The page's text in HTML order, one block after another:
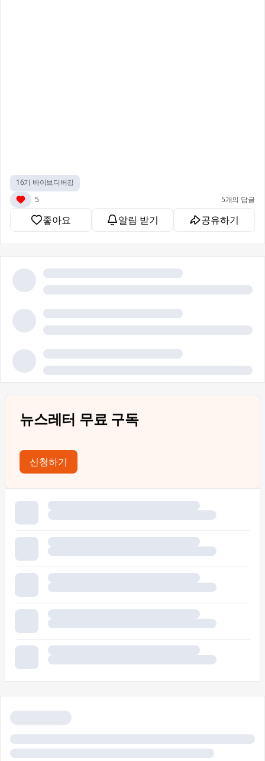
16기 바이브디버깅
5
5개의 답글
좋아요 알림 받기 공유하기
뉴스레터 무료 구독
신청하기